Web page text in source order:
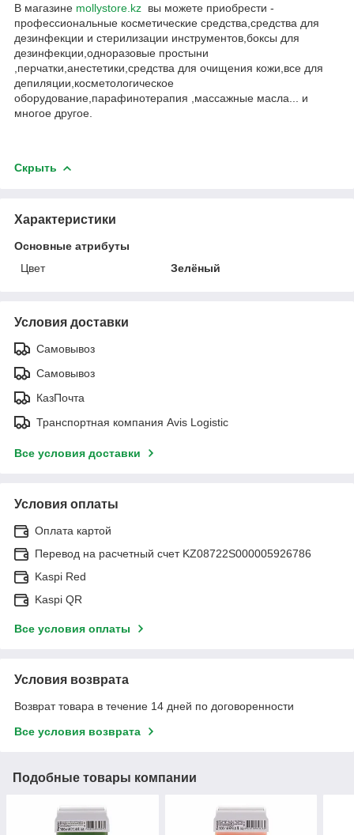
В магазине mollystore.kz вы можете приобрести -
профессиональные косметические средства,средства для
дезинфекции и стерилизации инструментов,боксы для
дезинфекции,одноразовые простыни
,перчатки,анестетики,средства для очищения кожи,все для
депиляции,косметологическое
оборудование,парафинотерапия ,массажные масла... и
многое другое.
Скрыть
Характеристики
Основные атрибуты
Цвет
Зелёный
Условия доставки
Самовывоз
Самовывоз
КазПочта
Транспортная компания Avis Logistic
Все условия доставки
Условия оплаты
Оплата картой
Перевод на расчетный счет KZ08722S000005926786
Kaspi Red
Kaspi QR
Все условия оплаты
Условия возврата
Возврат товара в течение 14 дней по договоренности
Все условия возврата
Подобные товары компании